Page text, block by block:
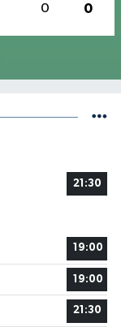
0 0
21:30
19:00
19:00
21:30